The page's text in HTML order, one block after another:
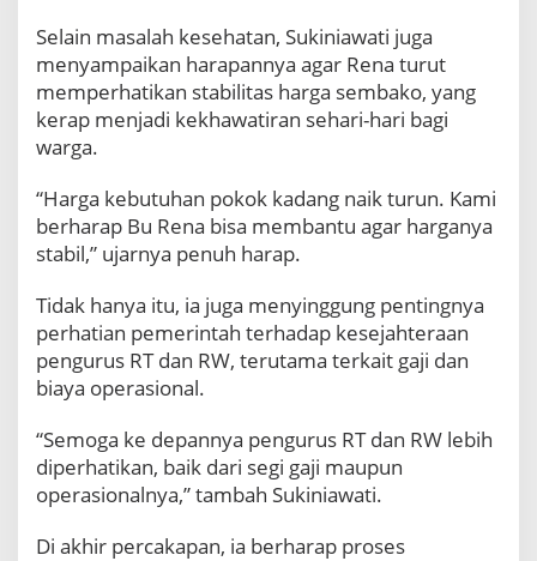
Selain masalah kesehatan, Sukiniawati juga
menyampaikan harapannya agar Rena turut
memperhatikan stabilitas harga sembako, yang
kerap menjadi kekhawatiran sehari-hari bagi
warga.
“Harga kebutuhan pokok kadang naik turun. Kami
berharap Bu Rena bisa membantu agar harganya
stabil,” ujarnya penuh harap.
Tidak hanya itu, ia juga menyinggung pentingnya
perhatian pemerintah terhadap kesejahteraan
pengurus RT dan RW, terutama terkait gaji dan
biaya operasional.
“Semoga ke depannya pengurus RT dan RW lebih
diperhatikan, baik dari segi gaji maupun
operasionalnya,” tambah Sukiniawati.
Di akhir percakapan, ia berharap proses